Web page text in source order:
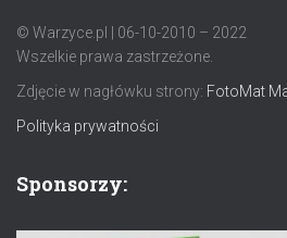
© Warzyce.pl | 06-10-2010 – 2022
Wszelkie prawa zastrzeżone.
Zdjęcie w nagłówku strony: FotoMat
Polityka prywatności
Sponsorzy: